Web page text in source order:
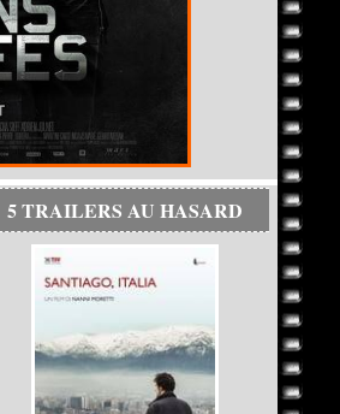
5 TRAILERS AU HASARD